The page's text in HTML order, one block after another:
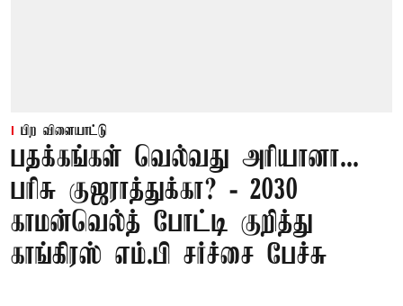
பிற விளையாட்டு
பதக்கங்கள் வெல்வது அரியானா...
பரிசு குஜராத்துக்கா? - 2030
காமன்வெல்த் போட்டி குறித்து
காங்கிரஸ் எம்.பி சர்ச்சை பேச்சு